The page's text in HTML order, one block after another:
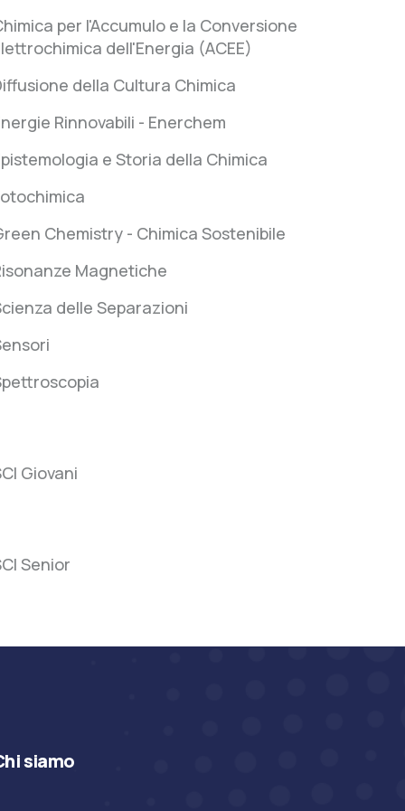
per l'Accumulo e la Conversione
dell'Energia (ACEE)
della Cultura Chimica
Rinnovabili - Enerchem
e Storia della Chimica
Chemistry - Chimica Sostenibile
Magnetiche
delle Separazioni
Giovani
Senior
siamo